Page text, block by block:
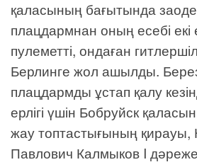
қаласының бағытында
плацдармнан оның есебі
пулеметті, ондаған
Берлинге жол ашылды.
плацдармды ұстап қалу
ерлігі үшін Бобруйск
жау топтастығының қирауы,
Павлович Калмыков I